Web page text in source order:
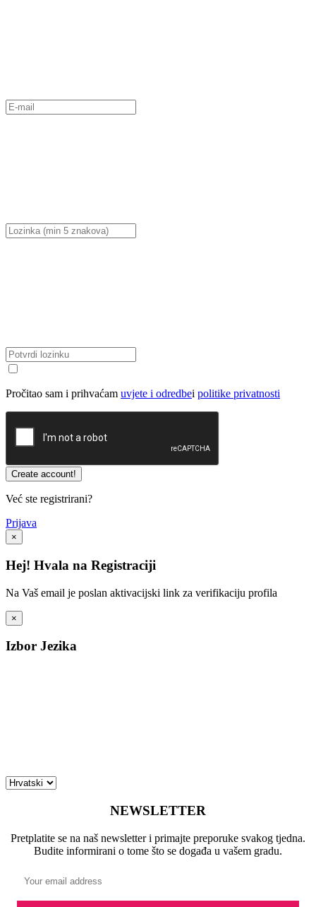
Pročitao sam i prihvaćam uvjete i odredbei politike privatnosti
Već ste registrirani?
Prijava
×
Hej! Hvala na Registraciji
Na Vaš email je poslan aktivacijski link za verifikaciju profila
×
Izbor Jezika
NEWSLETTER
Pretplatite se na naš newsletter i primajte preporuke svakog tjedna.
Budite informirani o tome što se događa u vašem gradu.